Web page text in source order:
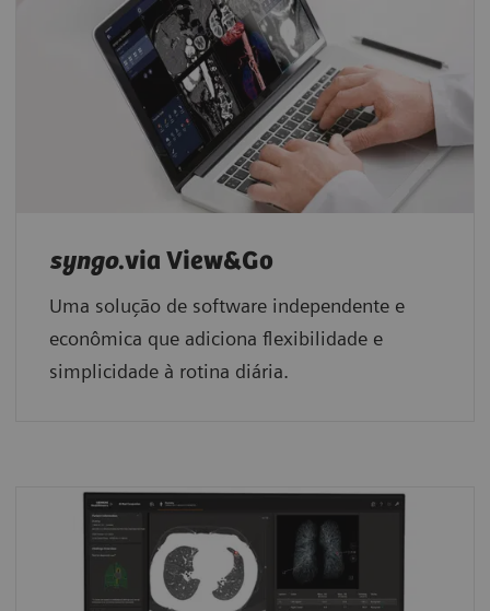
syngo.via View&Go
Uma solução de software independente e
econômica que adiciona flexibilidade e
simplicidade à rotina diária.